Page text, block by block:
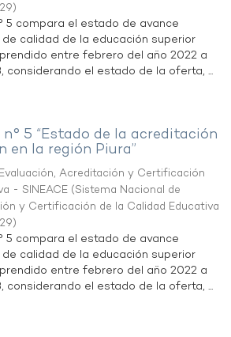
)
5 compara el estado de avance
calidad de la educación superior
entre febrero del año 2022 a
considerando el estado de la oferta, ...
5 “Estado de la acreditación
la región Piura”
Acreditación y Certificación
- SINEACE (Sistema Nacional de
y Certificación de la Calidad Educativa
)
5 compara el estado de avance
calidad de la educación superior
entre febrero del año 2022 a
considerando el estado de la oferta, ...